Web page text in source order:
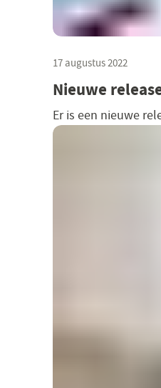
17 augustus 2022
Nieuwe
Er is een nieuwe